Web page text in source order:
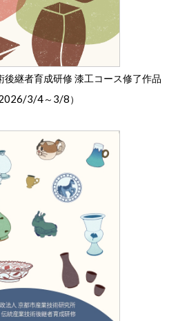
後継者育成研修 漆工コース修了作品
3/4～ 3/8）